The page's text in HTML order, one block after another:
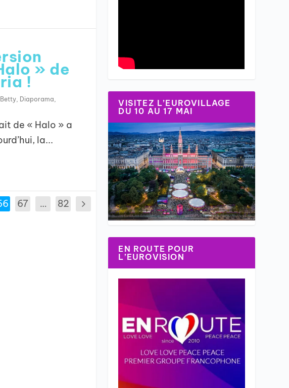
» de
!
Betty, Diaporama
de « Halo » a
la...
67 … 82
VISITEZ L’EUROVILLAGE
DU 10 AU 17 MAI
EN ROUTE POUR
L’EUROVISION